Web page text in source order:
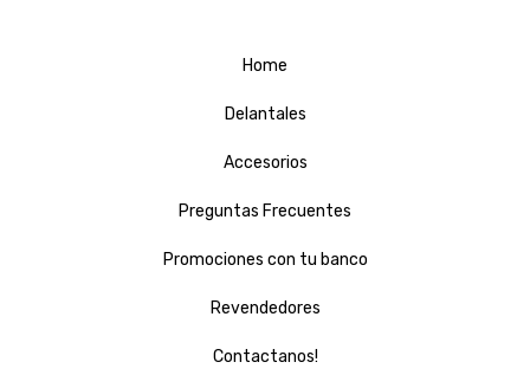
Home
Delantales
Accesorios
Preguntas Frecuentes
Promociones con tu banco
Revendedores
Contactanos!